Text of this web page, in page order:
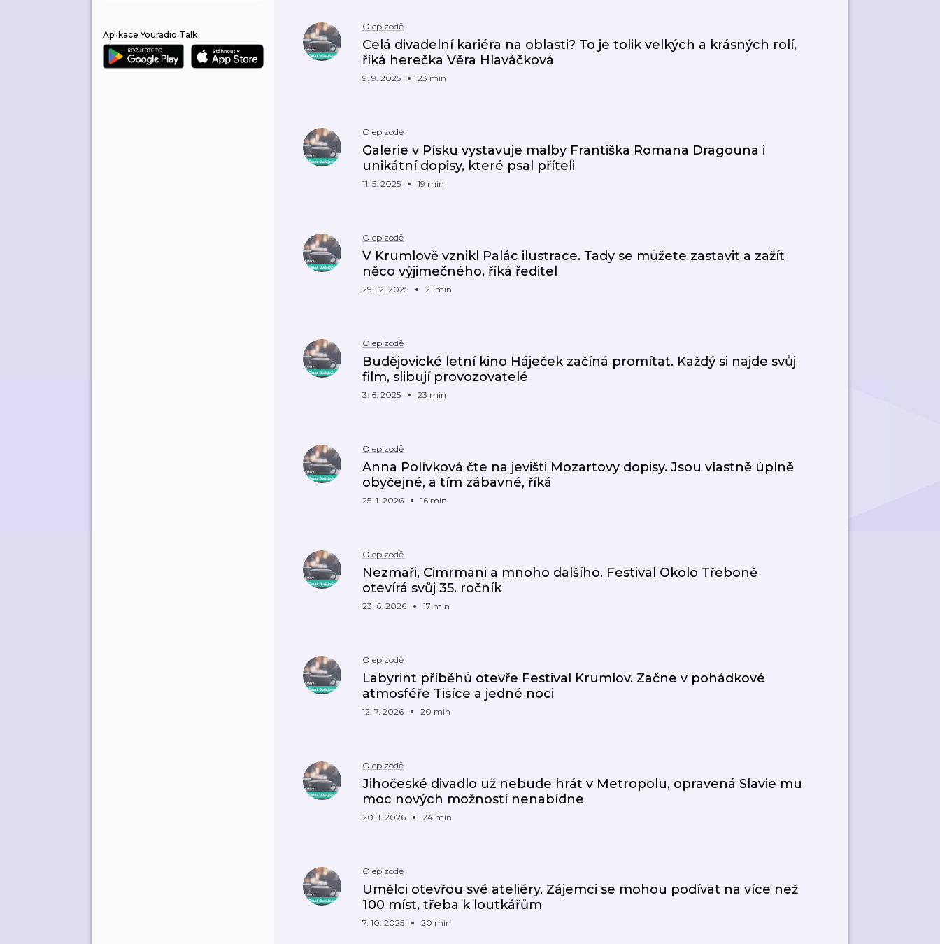
Aplikace Youradio Talk
O epizodě
Celá divadelní kariéra na oblasti? To je tolik velkých a krásných rolí,
říká herečka Věra Hlaváčková
9. 9. 2025 23 min
O epizodě
Galerie v Písku vystavuje malby Františka Romana Dragouna i
unikátní dopisy, které psal příteli
11. 5. 2025 19 min
O epizodě
V Krumlově vznikl Palác ilustrace. Tady se můžete zastavit a zažít
něco výjimečného, říká ředitel
29. 12. 2025 21 min
O epizodě
Budějovické letní kino Háječek začíná promítat. Každý si najde svůj
film, slibují provozovatelé
3. 6. 2025 23 min
O epizodě
Anna Polívková čte na jevišti Mozartovy dopisy. Jsou vlastně úplně
obyčejné, a tím zábavné, říká
25. 1. 2026 16 min
O epizodě
Nezmaři, Cimrmani a mnoho dalšího. Festival Okolo Třeboně
otevírá svůj 35. ročník
23. 6. 2026 17 min
O epizodě
Labyrint příběhů otevře Festival Krumlov. Začne v pohádkové
atmosféře Tisíce a jedné noci
12. 7. 2026 20 min
O epizodě
Jihočeské divadlo už nebude hrát v Metropolu, opravená Slavie mu
moc nových možností nenabídne
20. 1. 2026 24 min
O epizodě
Umělci otevřou své ateliéry. Zájemci se mohou podívat na více než
100 míst, třeba k loutkářům
7. 10. 2025 20 min